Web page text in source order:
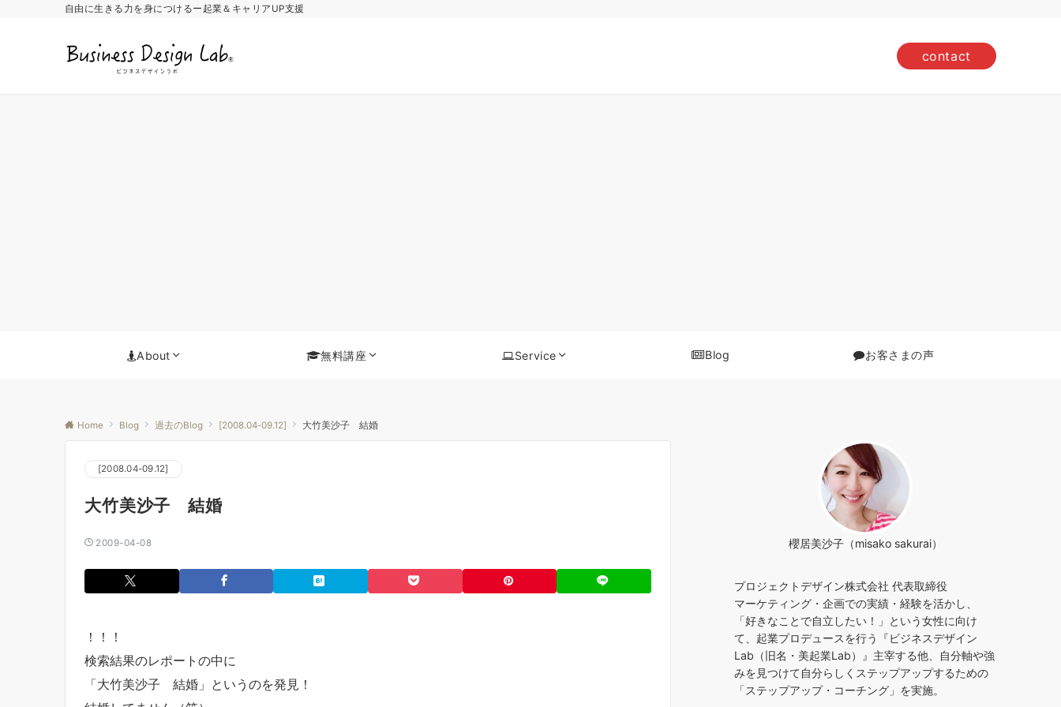
自由に生きる力を身につけるー起業＆キャリアUP支援
contact
About 無料講座 Service Blog お客さまの声
Home Blog 過去のBlog [2008.04-09.12] 大竹美沙子 結婚
[2008.04-09.12]
大竹美沙子 結婚
2009-04-08
！！！
検索結果のレポートの中に
「大竹美沙子 結婚」というのを発見！
櫻居美沙子（misako sakurai）
プロジェクトデザイン株式会社 代表取締役
マーケティング・企画での実績・経験を活かし、
「好きなことで自立したい！」という女性に向け
て、起業プロデュースを行う『ビジネスデザイン
Lab（旧名・美起業Lab）』主宰する他、自分軸や強
みを見つけて自分らしくステップアップするための
「ステップアップ・コーチング」を実施。